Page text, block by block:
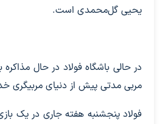
یحیی گل‌محمدی است.
در حالی باشگاه فولاد در حال
مربی مدتی پیش از دنیای مربیگری
فولاد پنجشنبه هفته جاری در یک